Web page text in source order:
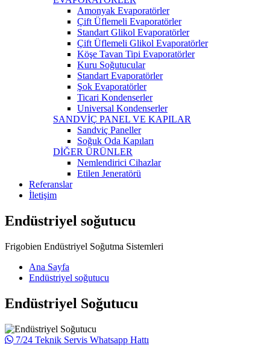
Amonyak Evaporatörler
Çift Üflemeli Evaporatörler
Standart Glikol Evaporatörler
Çift Üflemeli Glikol Evaporatörler
Köşe Tavan Tipi Evaporatörler
Kuru Soğutucular
Standart Evaporatörler
Şok Evaporatörler
Ticari Kondenserler
Universal Kondenserler
SANDVİÇ PANEL VE KAPILAR
Sandviç Paneller
Soğuk Oda Kapıları
DİĞER ÜRÜNLER
Nemlendirici Cihazlar
Etilen Jeneratörü
Referanslar
İletişim
Endüstriyel soğutucu
Frigobien Endüstriyel Soğutma Sistemleri
Ana Sayfa
Endüstriyel soğutucu
Endüstriyel Soğutucu
7/24 Teknik Servis Whatsapp Hattı